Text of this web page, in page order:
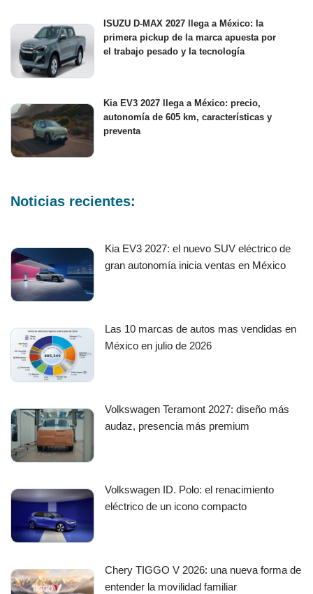
ISUZU D-MAX 2027 llega a México: la
primera pickup de la marca apuesta por
el trabajo pesado y la tecnología
Kia EV3 2027 llega a México: precio,
autonomía de 605 km, características y
preventa
Noticias recientes:
Kia EV3 2027: el nuevo SUV eléctrico de
gran autonomía inicia ventas en México
Las 10 marcas de autos mas vendidas en
México en julio de 2026
Volkswagen Teramont 2027: diseño más
audaz, presencia más premium
Volkswagen ID. Polo: el renacimiento
eléctrico de un icono compacto
Chery TIGGO V 2026: una nueva forma de
entender la movilidad familiar